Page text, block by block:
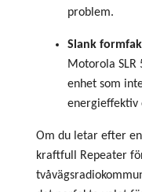
problem.
Slank
Motorola SLR
enhet som
energieffektiv
Om du letar efter
kraftfull Repeater